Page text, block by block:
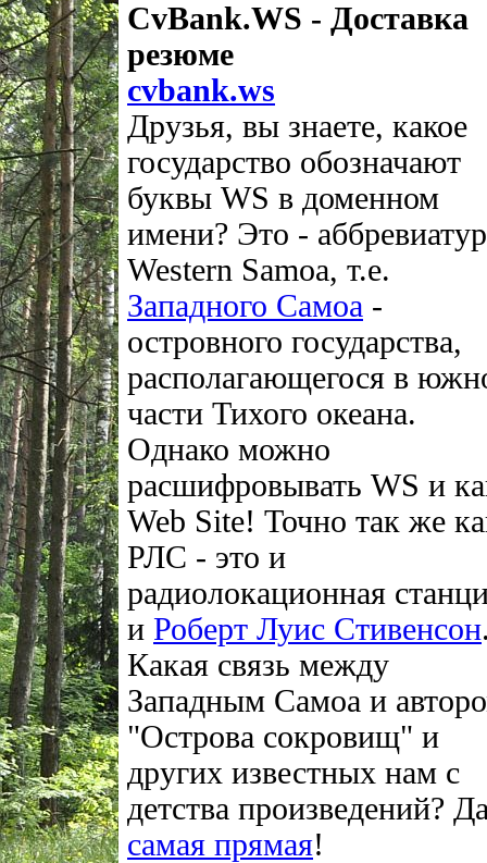
CvBank.WS - Доставка
резюме
cvbank.ws
Друзья, вы знаете, какое
государство обозначают
буквы WS в доменном
имени? Это -
Western Samoa, т.е.
Западного Самоа -
островного государства,
располагающегося в
части Тихого океана.
Однако можно
расшифровывать WS и
Web Site! Точно так же
РЛС - это и
радиолокационная
и Роберт Луис Стивенсон
Какая связь между
Западным Самоа и
"Острова сокровищ" и
других известных нам с
детства произведений?
самая прямая!